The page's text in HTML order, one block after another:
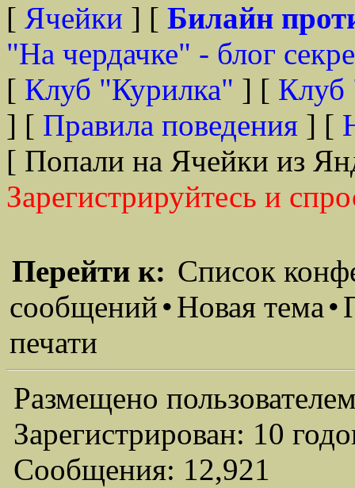
[ Ячейки ] [ Билайн
"На чердачке" - блог
[ Клуб "Курилка" ] [ Клуб
] [ Правила поведения ] [
[ Попали на Ячейки из
Зарегистрируйтесь и
Перейти к: Список
сообщений•Новая тема•
печати
Размещено
Зарегистрирован: 10
Сообщения: 12,921